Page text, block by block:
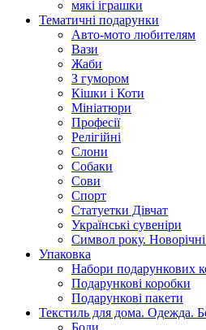
мякі іграшки
Тематичні подарунки
Авто-мото любителям
Вази
Жаби
З гумором
Кішки і Коти
Мініатюри
Професії
Релігійні
Слони
Собаки
Сови
Спорт
Статуетки Дівчат
Українські сувеніри
Символ року.
Упаковка
Набори подарункових
Подарункові коробки
Подарункові пакети
Текстиль для дома. Одежда.
Боди